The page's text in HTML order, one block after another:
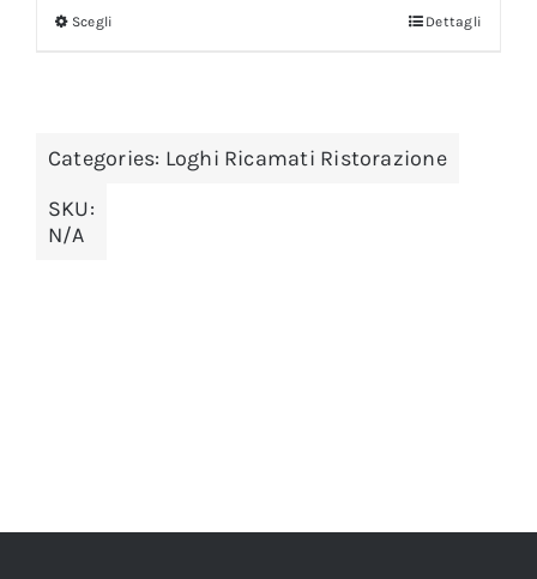
Scegli Dettagli
Categories: Loghi Ricamati Ristorazione
SKU:
N/A